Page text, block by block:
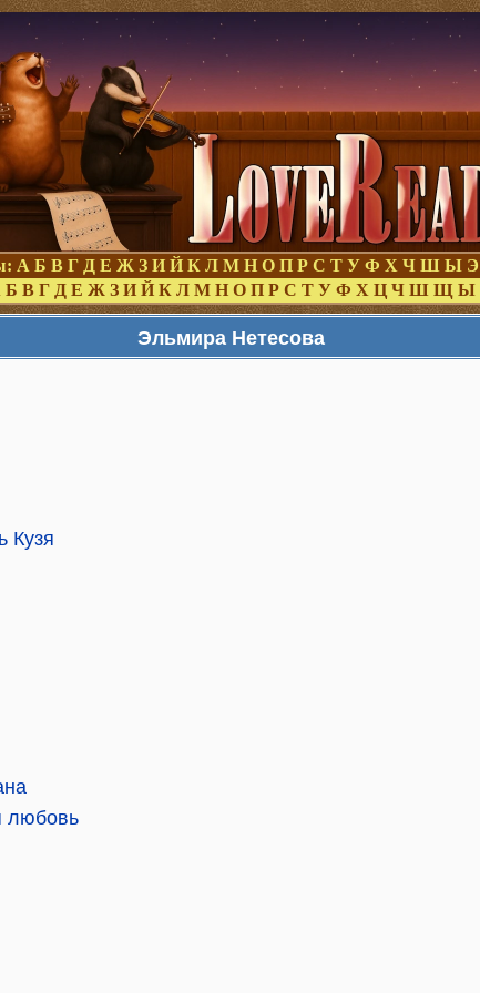
А Б В Г Д Е Ж З И Й К Л М Н О П Р С Т У Ф Х Ч Ш Ы Э
Б В Г Д Е Ж З И Й К Л М Н О П Р С Т У Ф Х Ц Ч Ш Щ Ы
Эльмира Нетесова
Кузя
любовь